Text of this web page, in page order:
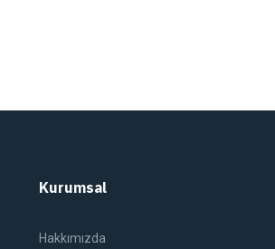
Kurumsal
Hakkımızda